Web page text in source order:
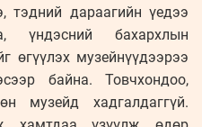
тэдний дараагийн үедээ
үндэсний бахархлын
өгүүлэх музейнүүдээрээ
байна. Товчхондоо,
музейд хадгалдаггүй.